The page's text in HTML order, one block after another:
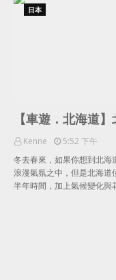
日本
【車遊．北海道
Kenne
5:52 下午
冬去春來，如果你想到北海
浪漫氣氛之中，但是北海道
半年時間，加上氣候變化與